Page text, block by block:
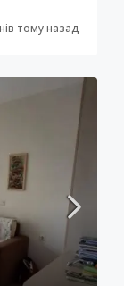
тому назад